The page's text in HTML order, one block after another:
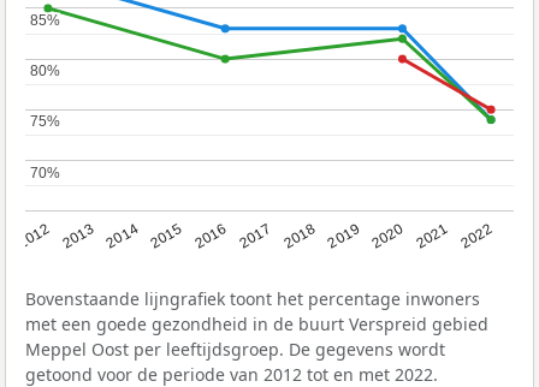
2012 2013 2014 2015 2016 2017 2018 2019 2020 2021 2022
70%
70%
75%
75%
80%
80%
85%
85%
Bovenstaande lijngrafiek toont het percentage inwoners
met een goede gezondheid in de buurt Verspreid gebied
Meppel Oost per leeftijdsgroep. De gegevens wordt
getoond voor de periode van 2012 tot en met 2022.